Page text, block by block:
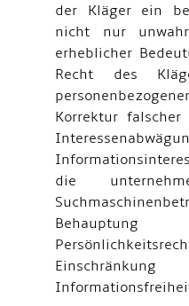
der Kläger ein
nicht nur
erheblicher
Recht des
Korrektur
die
Behauptung